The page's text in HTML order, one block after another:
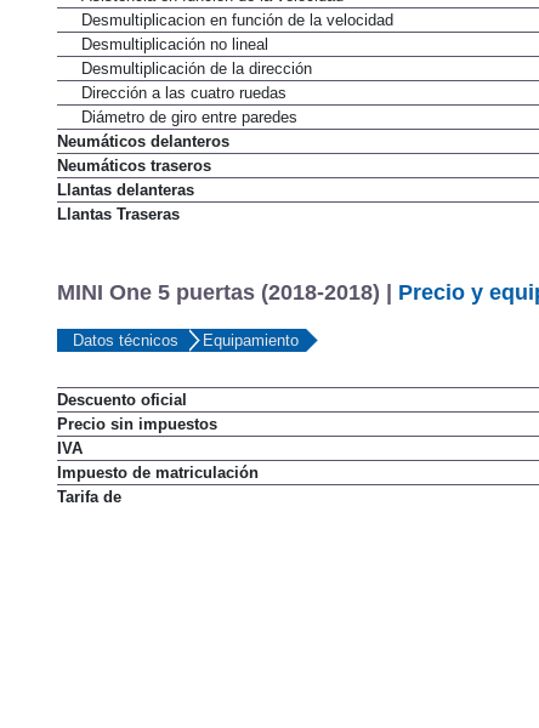
Desmultiplicacion en función de la velocidad
Desmultiplicación no lineal
Desmultiplicación de la dirección
Dirección a las cuatro ruedas
Diámetro de giro entre paredes
Neumáticos delanteros
Neumáticos traseros
Llantas delanteras
Llantas Traseras
MINI One 5 puertas (2018-2018) | Precio y
Datos técnicos Equipamiento
Descuento oficial
Precio sin impuestos
IVA
Impuesto de matriculación
Tarifa de